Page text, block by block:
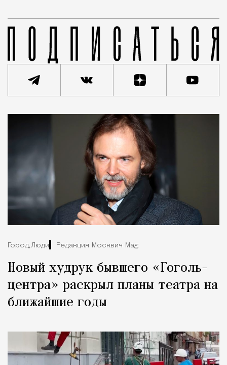
Город,Люди Редакция Москвич Mag
Новый худрук бывшего «Гоголь-
центра» раскрыл планы театра на
ближайшие годы